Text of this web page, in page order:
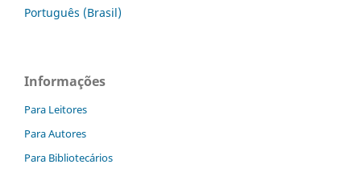
Português (Brasil)
Informações
Para Leitores
Para Autores
Para Bibliotecários